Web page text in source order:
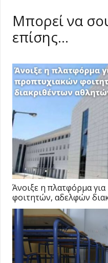
Μπορεί να
επίσης…
Άνοιξε η πλατφόρμα
φοιτητών, αδελφών